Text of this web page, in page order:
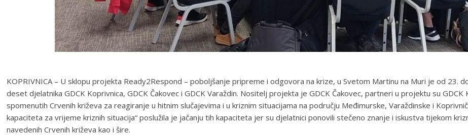
KOPRIVNICA – U sklopu projekta Ready2Respond – poboljšanje pripreme i odgovora na krize, u Svetom Martinu na Muri je od 23.
deset djelatnika GDCK Koprivnica, GDCK Čakovec i GDCK Varaždin. Nositelj projekta je GDCK Čakovec, partneri u projektu su
spomenutih Crvenih križeva za reagiranje u hitnim slučajevima i u kriznim situacijama na području Međimurske, Varaždinske i
kapaciteta za vrijeme kriznih situacija“ poslužila je jačanju tih kapaciteta jer su djelatnici ponovili stečeno znanje i iskustva tijekom
navedenih Crvenih križeva kao i šire.